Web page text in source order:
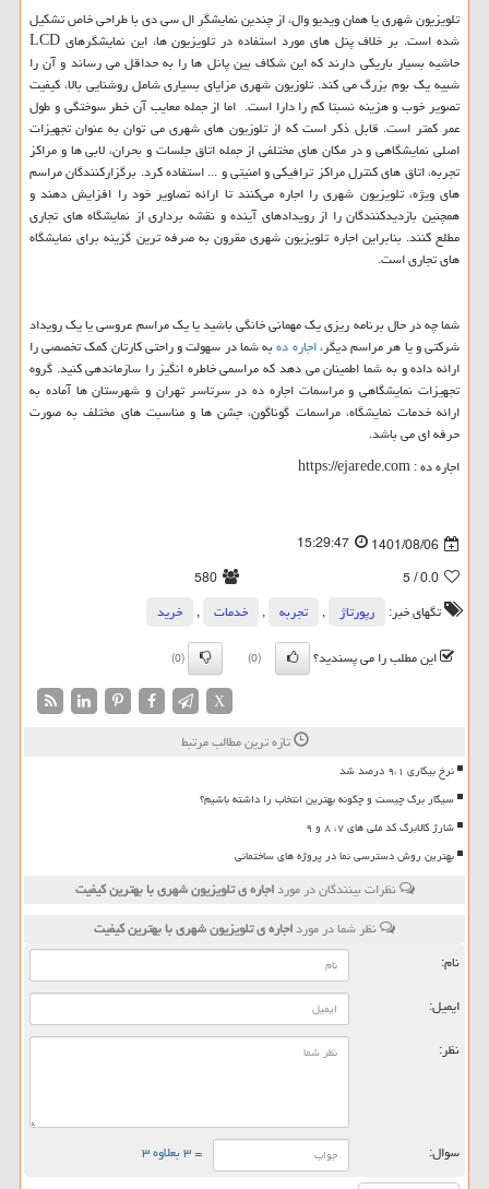
تلویزیون شهری یا همان ویدیو وال، از چندین نمایشگر ال سی دی با طراحی خاص تشکیل
شده است. بر خلاف پنل های مورد استفاده در تلویزیون ها، این نمایشگرهای LCD
حاشیه بسیار باریکی دارند که این شکاف بین پانل ها را به حداقل می رساند و آن را
شبیه یک بوم بزرگ می کند. تلوزیون شهری مزایای بسیاری شامل روشنایی بالا، کیفیت
تصویر خوب و هزینه نسبتا کم را دارا است. اما از جمله معایب آن خطر سوختگی و طول
عمر کمتر است. قابل ذکر است که از تلوزیون های شهری می توان به عنوان تجهیزات
اصلی نمایشگاهی و در مکان های مختلفی از جمله اتاق جلسات و بحران، لابی ها و مراکز
تجربه، اتاق های کنترل مراکز ترافیکی و امنیتی و ... استفاده کرد. برگزارکنندگان مراسم
های ویژه، تلویزیون شهری را اجاره می‌کنند تا ارائه تصاویر خود را افزایش دهند و
همچنین بازدیدکنندگان را از رویدادهای آینده و نقشه ‌برداری از نمایشگاه ‌های تجاری
مطلع کنند. بنابراین اجاره تلویزیون شهری مقرون به صرفه ترین گزینه برای نمایشگاه
های تجاری است.
شما چه در حال برنامه ریزی یک مهمانی خانگی باشید یا یک مراسم عروسی یا یک رویداد
شرکتی و یا هر مراسم دیگر،اجاره دهبه شما در سهولت و راحتی کارتان کمک تخصصی را
ارائه داده و به شما اطمینان می دهد که مراسمی خاطره انگیز را سازماندهی کنید. گروه
تجهیزات نمایشگاهی و مراسمات اجاره ده در سرتاسر تهران و شهرستان ها آماده به
ارائه خدمات نمایشگاه، مراسمات گوناگون، جشن ها و مناسبت های مختلف به صورت
حرفه ای می باشد.
اجاره ده :https://ejarede.com
1401/08/06
15:29:47
0.0
/ 5
580
تگهای خبر:
رپورتاژ , تجربه , خدمات ,
خرید
این مطلب را می پسندید؟
(0)
(0)
X
تازه ترین مطالب مرتبط
نرخ بیکاری ۹،۱ درصد شد
سیگار برگ چیست و چگونه بهترین انتخاب را داشته باشیم؟
شارژ کالابرگ کد ملی های ۷، ۸ و ۹
بهترین روش دسترسی نما در پروژه های ساختمانی
نظرات بینندگان در مورداجاره ی تلویزیون شهری با بهترین کیفیت
نظر شما در مورداجاره ی تلویزیون شهری با بهترین کیفیت
نام:
ایمیل:
نظر:
سوال: = ۳ بعلاوه ۳